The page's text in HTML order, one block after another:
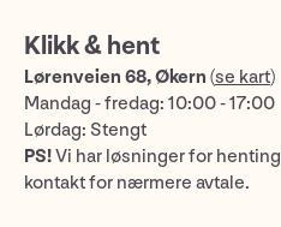
Klikk & hent
Lørenveien 68, Økern (se kart)
Mandag - fredag: 10:00 - 17:00
Lørdag: Stengt
PS!Vi har løsninger for
kontakt for nærmere avtale.